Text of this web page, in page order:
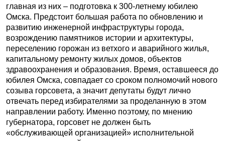
главная из них – подготовка к 300-летнему юбилею
Омска. Предстоит большая работа по обновлению и
развитию инженерной инфраструктуры города,
возрождению памятников истории и архитектуры,
переселению горожан из ветхого и аварийного жилья,
капитальному ремонту жилых домов, объектов
здравоохранения и образования. Время, оставшееся до
юбилея Омска, совпадает со сроком полномочий нового
созыва горсовета, а значит депутаты будут лично
отвечать перед избирателями за проделанную в этом
направлении работу. Именно поэтому, по мнению
губернатора, горсовет не должен быть
«обслуживающей организацией» исполнительной